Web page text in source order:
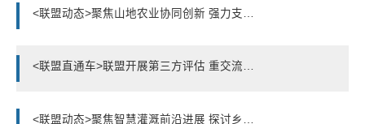
<联盟动态>聚焦山地农业协同创新 强力支撑乡村全面振兴
<联盟直通车>联盟开展第三方评估 重交流强使命促发展